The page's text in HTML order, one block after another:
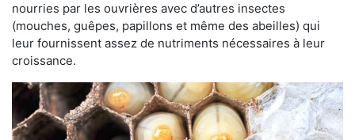
nourries par les ouvrières avec d’autres insectes
(mouches, guêpes, papillons et même des abeilles) qui
leur fournissent assez de nutriments nécessaires à leur
croissance.